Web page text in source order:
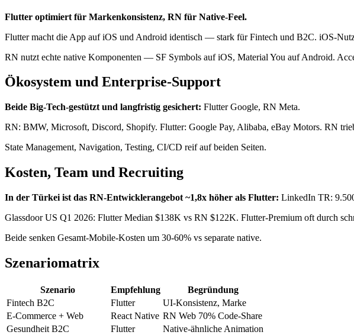
Flutter optimiert für Markenkonsistenz, RN für Native-Feel.
Flutter macht die App auf iOS und Android identisch — stark für Fintech und B2C. iOS-
RN nutzt echte native Komponenten — SF Symbols auf iOS, Material You auf Android.
Ökosystem und Enterprise-Support
Beide Big-Tech-gestützt und langfristig gesichert: Flutter Google, RN Meta.
RN: BMW, Microsoft, Discord, Shopify. Flutter: Google Pay, Alibaba, eBay Motors. RN
State Management, Navigation, Testing, CI/CD reif auf beiden Seiten.
Kosten, Team und Recruiting
In der Türkei ist das RN-Entwicklerangebot ~1,8x höher als Flutter: LinkedIn TR:
Glassdoor US Q1 2026: Flutter Median $138K vs RN $122K. Flutter-Premium oft durch
Beide senken Gesamt-Mobile-Kosten um 30-60% vs separate native.
Szenariomatrix
Szenario Empfehlung
Begründung
Fintech B2C
Flutter
UI-Konsistenz, Marke
E-Commerce + Web
React Native RN Web 70% Code-Share
Gesundheit B2C
Flutter Native-ähnliche Animation